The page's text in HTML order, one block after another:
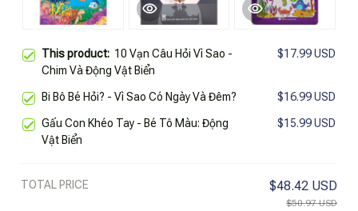
This product: 10 Vạn Câu Hỏi Vì Sao -
Chim Và Động Vật Biển
$17.99 USD
Bi Bô Bé Hỏi? - Vì Sao Có Ngày Và Đêm? $16.99 USD
Gấu Con Khéo Tay - Bé Tô Màu: Động
Vật Biển
$15.99 USD
TOTAL PRICE $48.42 USD
$50.97 USD